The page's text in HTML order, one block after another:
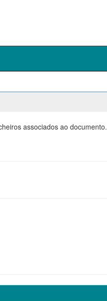
associados ao documento.